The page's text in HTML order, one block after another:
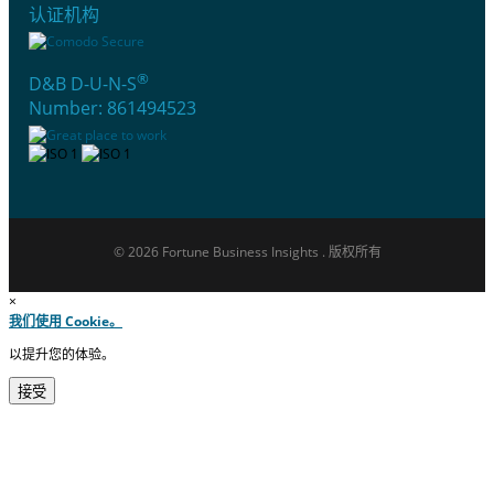
认证机构
D&B D-U-N-S®
Number: 861494523
© 2026 Fortune Business Insights . 版权所有
×
我们使用 Cookie。
以提升您的体验。
接受